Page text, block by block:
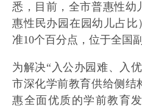
悉，目前，全市普惠性幼
惠性民办园在园幼儿占比
准10个百分点，位于全国
为解决“入公办园难、入
市深化学前教育供给侧结
惠全面优质的学前教育